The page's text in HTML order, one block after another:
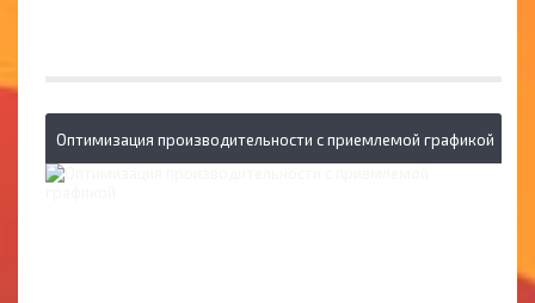
Оптимизация производительности с приемлемой графикой